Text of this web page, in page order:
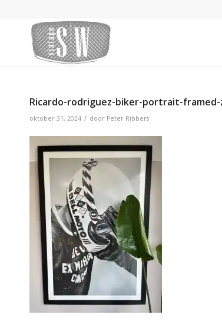
Ricardo-rodriguez-biker-portrait-framed-
oktober 31, 2024 / door Peter Ribbers